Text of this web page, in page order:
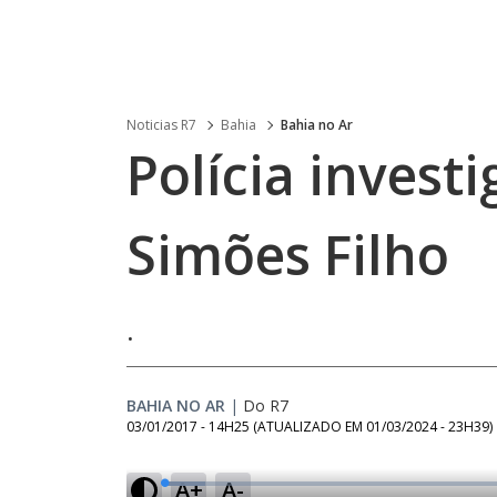
Noticias R7 Bahia Bahia no Ar
Polícia
Simões Filho
.
BAHIA NO AR | Do R7
03/01/2017 - 14H25 (ATUALIZADO EM 01/03/2024 - 23H39)
A+ A-
L